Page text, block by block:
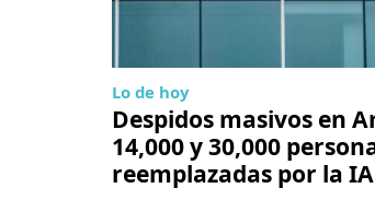
Lo de hoy
Despidos masivos en
14,000 y 30,000
reemplazadas por la IA